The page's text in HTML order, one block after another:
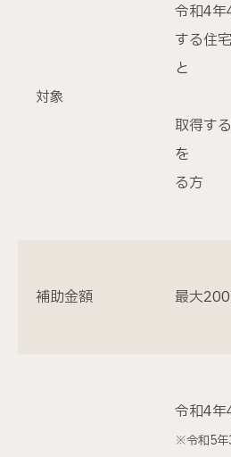
対象
令和4年
する住
土
取得す
る方
補助金額 最大
令和4
※令和5年